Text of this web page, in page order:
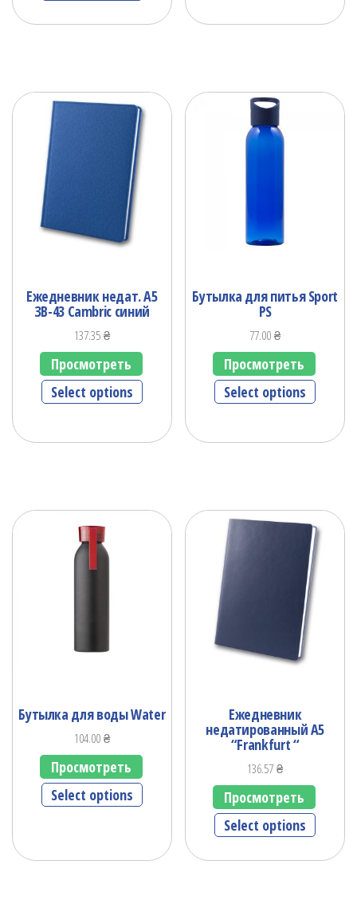
Ежедневник недат. А5
ЗВ-43 Cambric синий
137.35₴
Просмотреть
Select options
Бутылка для питья Sport
PS
77.00₴
Просмотреть
Select options
Бутылка для воды Water
104.00₴
Просмотреть
Select options
Ежедневник
недатированный А5
“Frankfurt “
136.57₴
Просмотреть
Select options